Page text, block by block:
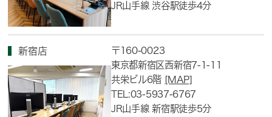
JR山手線 渋谷駅徒歩4分
新宿店
〒160-0023
東京都新宿区西新宿7-1-11
共栄ビル6階 [MAP]
TEL:03-5937-6767
JR山手線 新宿駅徒歩5分